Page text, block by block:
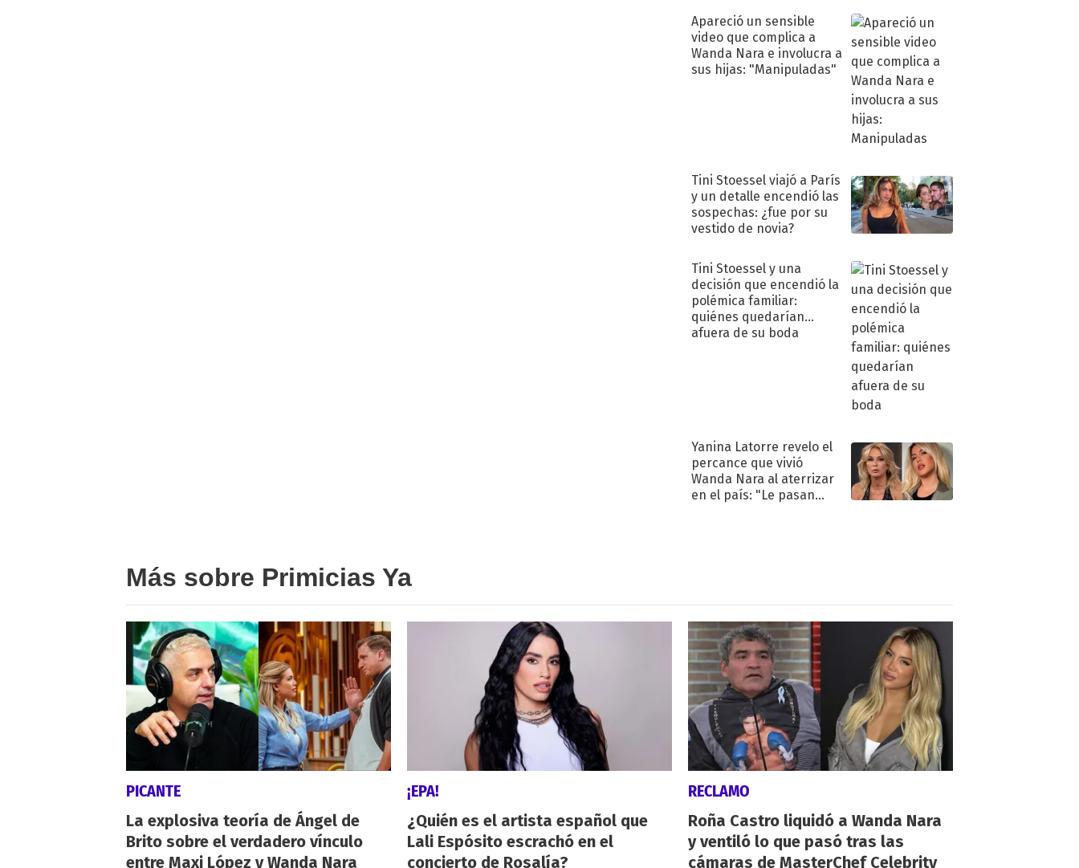
Apareció un sensible
video que complica a
Wanda Nara e involucra a
sus hijas: "Manipuladas"
Tini Stoessel viajó a París
y un detalle encendió las
sospechas: ¿fue por su
vestido de novia?
Tini Stoessel y una
decisión que encendió la
polémica familiar:
quiénes quedarían
afuera de su boda
Yanina Latorre revelo el
percance que vivió
Wanda Nara al aterrizar
en el país: "Le pasan
Más sobre Primicias Ya
PICANTE
La explosiva teoría de Ángel de
Brito sobre el verdadero vínculo
entre Maxi López y Wanda Nara
¡EPA!
¿Quién es el artista español que
Lali Espósito escrachó en el
concierto de Rosalía?
RECLAMO
Roña Castro liquidó a Wanda Nara
y ventiló lo que pasó tras las
cámaras de MasterChef Celebrity